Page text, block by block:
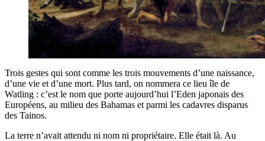
Trois gestes qui sont comme les trois mouvements d’une naissance,
d’une vie et d’une mort. Plus tard, on nommera ce lieu île de
Watling : c’est le nom que porte aujourd’hui l’Eden japonais des
Européens, au milieu des Bahamas et parmi les cadavres disparus
des Tainos.
La terre n’avait attendu ni nom ni propriétaire. Elle était là. Au